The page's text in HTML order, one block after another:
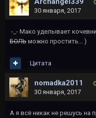
30 января, 2017
-_- Мако уделывает
БОЛЬ можно простить... )
Цитата
nomadka2011
30 января, 2017
А я всё никак не решусь на